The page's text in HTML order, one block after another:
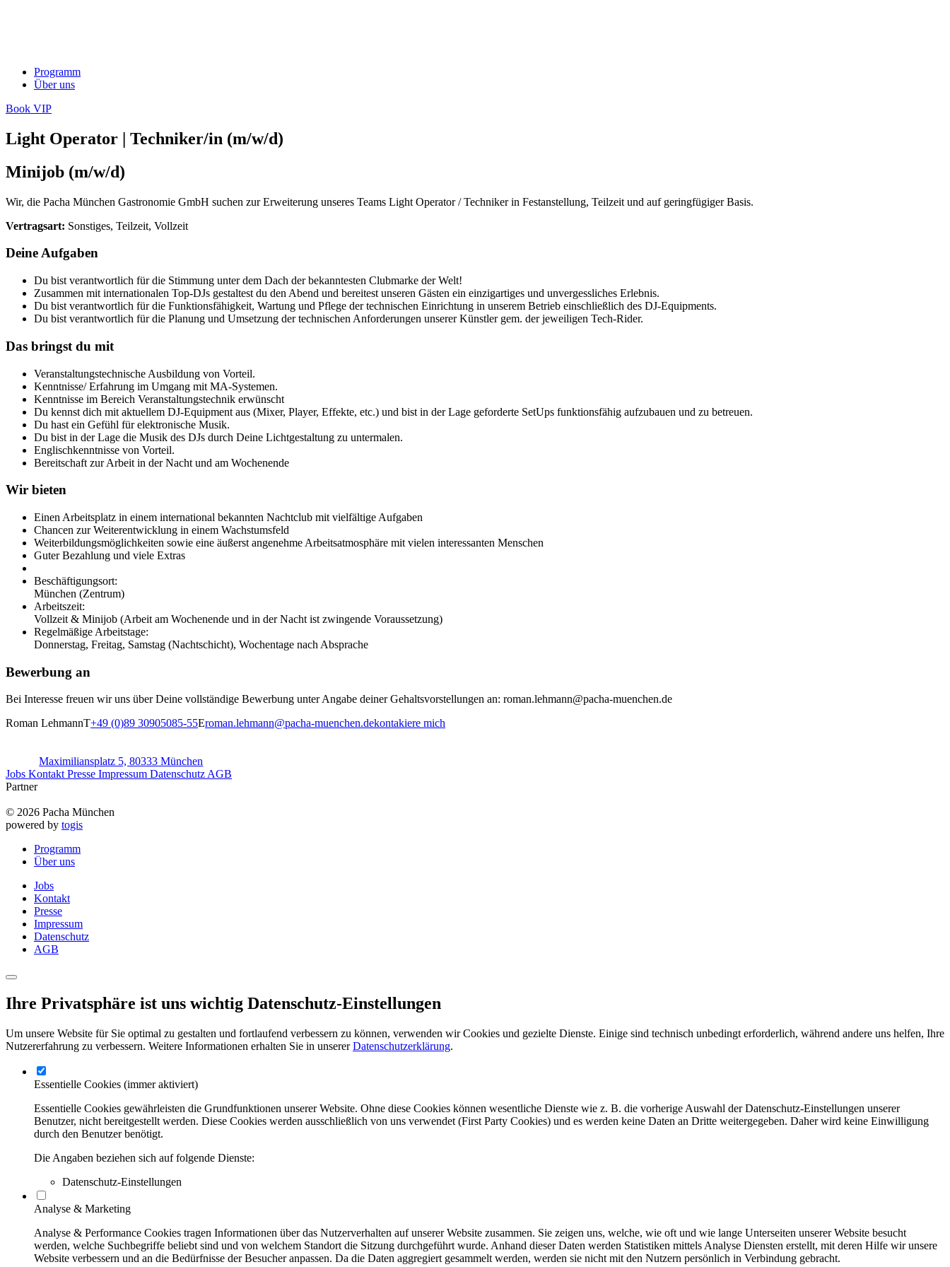
Programm
Über uns
Book VIP
Light Operator | Techniker/in (m/w/d)
Minijob (m/w/d)
Wir, die Pacha München Gastronomie GmbH suchen zur Erweiterung unseres Teams Light Operator / Techniker in Festanstellung, Teilzeit und auf geringfügiger Basis.
Vertragsart: Sonstiges, Teilzeit, Vollzeit
Deine Aufgaben
Du bist verantwortlich für die Stimmung unter dem Dach der bekanntesten Clubmarke der Welt!
Zusammen mit internationalen Top-DJs gestaltest du den Abend und bereitest unseren Gästen ein einzigartiges und unvergessliches Erlebnis.
Du bist verantwortlich für die Funktionsfähigkeit, Wartung und Pflege der technischen Einrichtung in unserem Betrieb einschließlich des DJ-Equipments.
Du bist verantwortlich für die Planung und Umsetzung der technischen Anforderungen unserer Künstler gem. der jeweiligen Tech-Rider.
Das bringst du mit
Veranstaltungstechnische Ausbildung von Vorteil.
Kenntnisse/ Erfahrung im Umgang mit MA-Systemen.
Kenntnisse im Bereich Veranstaltungstechnik erwünscht
Du kennst dich mit aktuellem DJ-Equipment aus (Mixer, Player, Effekte, etc.) und bist in der Lage geforderte SetUps funktionsfähig aufzubauen und zu betreuen.
Du hast ein Gefühl für elektronische Musik.
Du bist in der Lage die Musik des DJs durch Deine Lichtgestaltung zu untermalen.
Englischkenntnisse von Vorteil.
Bereitschaft zur Arbeit in der Nacht und am Wochenende
Wir bieten
Einen Arbeitsplatz in einem international bekannten Nachtclub mit vielfältige Aufgaben
Chancen zur Weiterentwicklung in einem Wachstumsfeld
Weiterbildungsmöglichkeiten sowie eine äußerst angenehme Arbeitsatmosphäre mit vielen interessanten Menschen
Guter Bezahlung und viele Extras
Beschäftigungsort:
München (Zentrum)
Arbeitszeit:
Vollzeit & Minijob (Arbeit am Wochenende und in der Nacht ist zwingende Voraussetzung)
Regelmäßige Arbeitstage:
Donnerstag, Freitag, Samstag (Nachtschicht), Wochentage nach Absprache
Bewerbung an
Bei Interesse freuen wir uns über Deine vollständige Bewerbung unter Angabe deiner Gehaltsvorstellungen an: roman.lehmann@pacha-muenchen.de
Roman LehmannT+49 (0)89 30905085-55Eroman.lehmann@pacha-muenchen.dekontakiere mich
Maximiliansplatz 5, 80333 München
Jobs KontaktPresse Impressum DatenschutzAGB
Partner
© 2026 Pacha München
powered by togis
Programm
Über uns
Jobs
Kontakt
Presse
Impressum
Datenschutz
AGB
Ihre Privatsphäre ist uns wichtig Datenschutz-Einstellungen
Um unsere Website für Sie optimal zu gestalten und fortlaufend verbessern zu können, verwenden wir Cookies und gezielte Dienste. Einige sind technisch unbedingt erforderlich, während andere uns helfen, Ihre
Nutzererfahrung zu verbessern. Weitere Informationen erhalten Sie in unsererDatenschutzerklärung.
Essentielle Cookies (immer aktiviert)
Essentielle Cookies gewährleisten die Grundfunktionen unserer Website. Ohne diese Cookies können wesentliche Dienste wie z. B. die vorherige Auswahl der Datenschutz-Einstellungen unserer
Benutzer, nicht bereitgestellt werden. Diese Cookies werden ausschließlich von uns verwendet (First Party Cookies) und es werden keine Daten an Dritte weitergegeben. Daher wird keine Einwilligung
durch den Benutzer benötigt.
Die Angaben beziehen sich auf folgende Dienste:
Datenschutz-Einstellungen
Analyse & Marketing
Analyse & Performance Cookies tragen Informationen über das Nutzerverhalten auf unserer Website zusammen. Sie zeigen uns, welche, wie oft und wie lange Unterseiten unserer Website besucht
werden, welche Suchbegriffe beliebt sind und von welchem Standort die Sitzung durchgeführt wurde. Anhand dieser Daten werden Statistiken mittels Analyse Diensten erstellt, mit deren Hilfe wir unsere
Website verbessern und an die Bedürfnisse der Besucher anpassen. Da die Daten aggregiert gesammelt werden, werden sie nicht mit den Nutzern persönlich in Verbindung gebracht.